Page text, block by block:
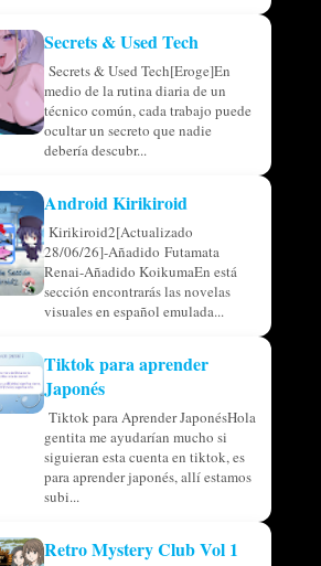
Secrets & Used Tech
Secrets & Used Tech[Eroge]En
medio de la rutina diaria de un
técnico común, cada trabajo puede
ocultar un secreto que nadie
debería descubr...
Android Kirikiroid
Kirikiroid2[Actualizado
28/06/26]-Añadido Futamata
Renai-Añadido KoikumaEn está
sección encontrarás las novelas
visuales en español emulada...
Tiktok para aprender
Japonés
Tiktok para Aprender JaponésHola
gentita me ayudarían mucho si
siguieran esta cuenta en tiktok, es
para aprender japonés, allí estamos
subi...
Retro Mystery Club Vol 1